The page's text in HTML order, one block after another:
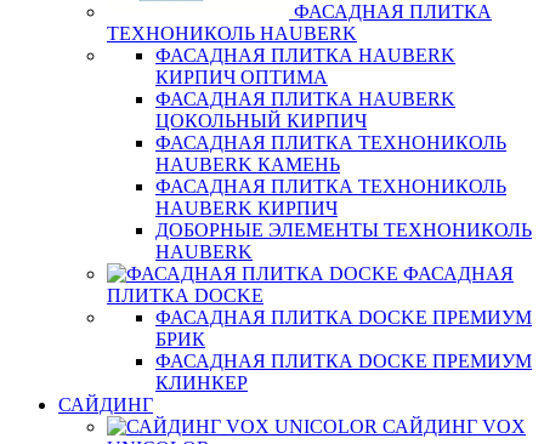
ФАСАДНАЯ ПЛИТКА
ТЕХНОНИКОЛЬ HAUBERK
ФАСАДНАЯ ПЛИТКА HAUBERK
КИРПИЧ ОПТИМА
ФАСАДНАЯ ПЛИТКА HAUBERK
ЦОКОЛЬНЫЙ КИРПИЧ
ФАСАДНАЯ ПЛИТКА ТЕХНОНИКОЛЬ
HAUBERK КАМЕНЬ
ФАСАДНАЯ ПЛИТКА ТЕХНОНИКОЛЬ
HAUBERK КИРПИЧ
ДОБОРНЫЕ ЭЛЕМЕНТЫ ТЕХНОНИКОЛЬ
HAUBERK
ФАСАДНАЯ
ПЛИТКА DOCKE
ФАСАДНАЯ ПЛИТКА DOCKE ПРЕМИУМ
БРИК
ФАСАДНАЯ ПЛИТКА DOCKE ПРЕМИУМ
КЛИНКЕР
САЙДИНГ
САЙДИНГ VOX